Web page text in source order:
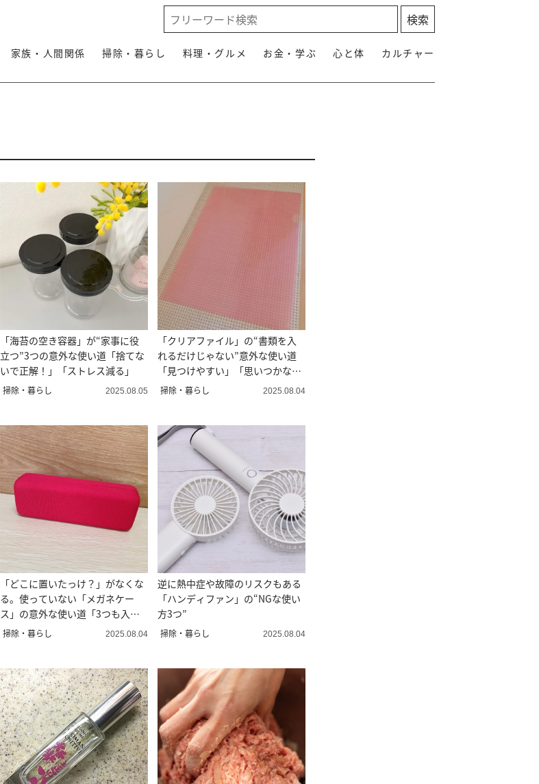
家族・人間関係 掃除・暮らし 料理・グルメ お金・学ぶ 心と体 カルチャー
「海苔の空き容器」が“家事に役
立つ”3つの意外な使い道「捨てな
いで正解！」「ストレス減る」
掃除・暮らし 2025.08.05
「クリアファイル」の“書類を入
れるだけじゃない”意外な使い道
「見つけやすい」「思いつかなか
った」
掃除・暮らし 2025.08.04
「どこに置いたっけ？」がなくな
る。使っていない「メガネケー
ス」の意外な使い道「3つも入っ
た」
掃除・暮らし 2025.08.04
逆に熱中症や故障のリスクもある
「ハンディファン」の“NGな使い
方3つ”
掃除・暮らし 2025.08.04